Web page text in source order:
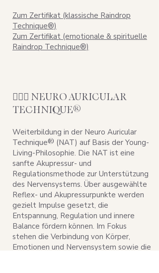
Zum Zertifikat (klassische Raindrop
Technique®)
Zum Zertifikat (emotionale & spirituelle
Raindrop Technique®)
💆🏻‍♀️ NEURO AURICULAR
TECHNIQUE®
Weiterbildung in der Neuro Auricular
Technique® (NAT) auf Basis der Young-
Living-Philosophie. Die NAT ist eine
sanfte Akupressur- und
Regulationsmethode zur Unterstützung
des Nervensystems. Über ausgewählte
Reflex- und Akupressurpunkte werden
gezielt Impulse gesetzt, die
Entspannung, Regulation und innere
Balance fördern können. Im Fokus
stehen die Verbindung von Körper,
Emotionen und Nervensystem sowie die